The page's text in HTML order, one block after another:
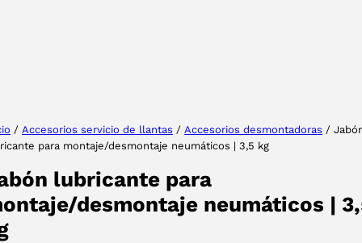
/ Accesorios servicio de llantas / Accesorios desmontadoras /
para montaje/desmontaje neumáticos | 3,5 kg
lubricante para
desmontaje neumáticos |